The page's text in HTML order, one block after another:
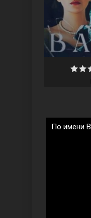
По имени